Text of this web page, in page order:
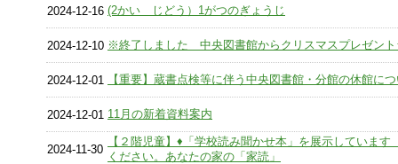
2024-12-16 (2かい じどう）1がつのぎょうじ
2024-12-10 ※終了しました 中央図書館からクリスマスプレゼン
2024-12-01 【重要】蔵書点検等に伴う中央図書館・分館の休館に
2024-12-01 11月の新着資料案内
2024-11-30
【２階児童】♦「学校読み聞かせ本」を展示していま
ください。あなたの家の「家読」